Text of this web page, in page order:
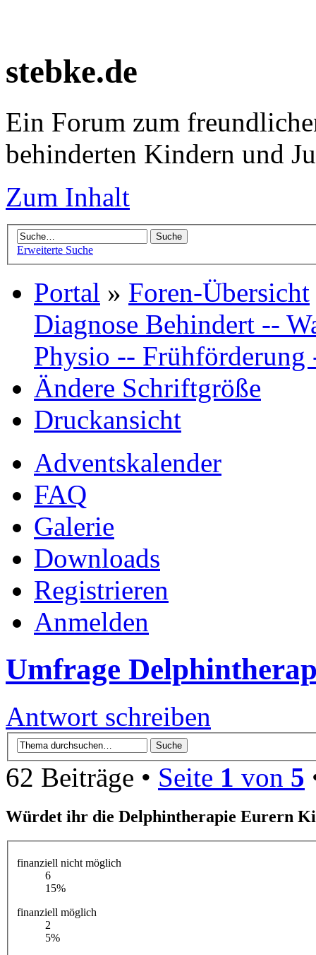
stebke.de
Ein Forum zum
behinderten Kindern und
Zum Inhalt
Erweiterte Suche
Portal » Foren-Übersicht
Diagnose Behindert --
Physio -- Frühförderung
Ändere Schriftgröße
Druckansicht
Adventskalender
FAQ
Galerie
Downloads
Registrieren
Anmelden
Umfrage
Antwort schreiben
62 Beiträge • Seite 1 von 5
Würdet ihr die Delphintherapie Eurern
finanziell nicht möglich
6
15%
finanziell möglich
2
5%